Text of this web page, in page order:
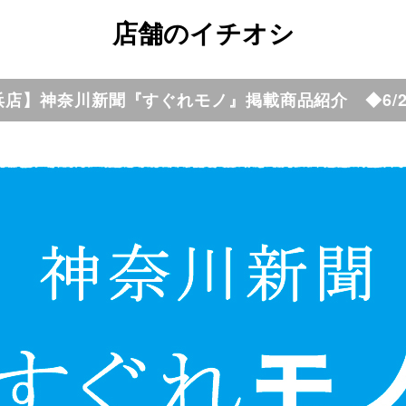
店舗のイチオシ
店】神奈川新聞『すぐれモノ』掲載商品紹介 ◆6/